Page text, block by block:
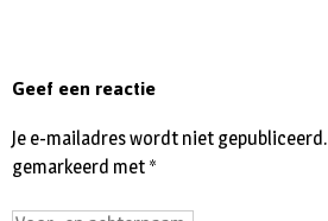
Geef een reactie
Je e-mailadres wordt niet gepubliceerd.
gemarkeerd met *